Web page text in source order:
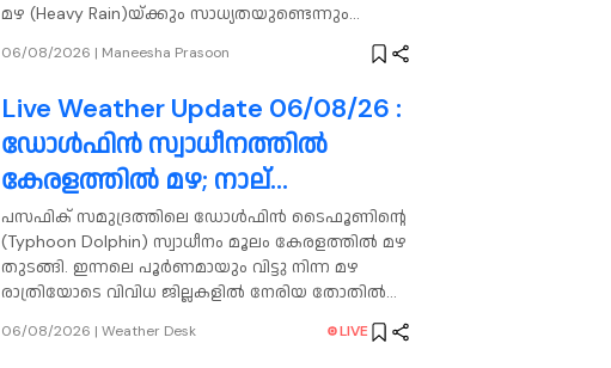
മഴ (Heavy Rain)യ്ക്കും സാധ്യതയുണ്ടെന്നും
06/08/2026 | Maneesha Prasoon
Live Weather Update 06/08/26 :
ഡോൾഫിൻ സ്വാധീനത്തിൽ
കേരളത്തിൽ മഴ; നാല്
ജില്ലകളിലെ വിദ്യാഭ്യാസ
സ്ഥാപനങ്ങൾക്ക് നാളെ അവധി
പസഫിക് സമുദ്രത്തിലെ ഡോൾഫിൻ ടൈഫൂണിൻ്റെ
(Typhoon Dolphin) സ്വാധീനം മൂലം കേരളത്തിൽ മഴ
തുടങ്ങി. ഇന്നലെ പൂർണമായും വിട്ടു നിന്ന മഴ
രാത്രിയോടെ വിവിധ ജില്ലകളിൽ നേരിയ തോതിൽ
തുടരുകയാണ്.
06/08/2026 | Weather Desk LIVE